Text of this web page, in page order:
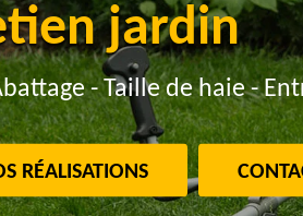
jardin
- Taille de haie -
RÉALISATIONS